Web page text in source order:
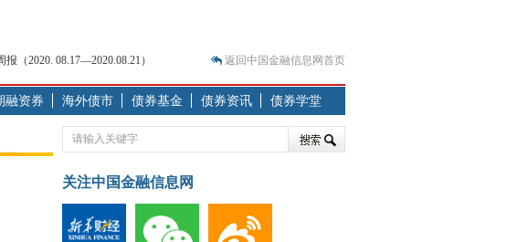
（2020. 08.17—2020.08.21）
维艰
火重生？
的转型突围之旅
（2020. 07.27—2020.07.31）
存款玩起“跷跷板” 结构性失衡藏
金利率明显下行
返回中国金融信息网首页
融资券 海外债市 债券基金 债券资讯 债券学堂
关注中国金融信息网